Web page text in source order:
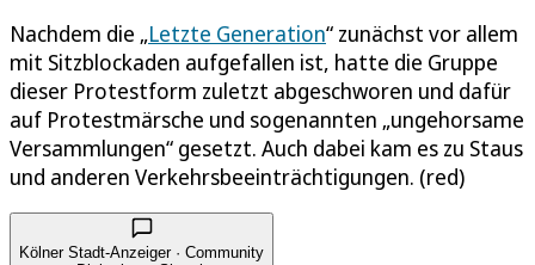
Nachdem die „Letzte Generation“ zunächst vor allem
mit Sitzblockaden aufgefallen ist, hatte die Gruppe
dieser Protestform zuletzt abgeschworen und dafür
auf Protestmärsche und sogenannten „ungehorsame
Versammlungen“ gesetzt. Auch dabei kam es zu Staus
und anderen Verkehrsbeeinträchtigungen. (red)
Kölner Stadt-Anzeiger · Community